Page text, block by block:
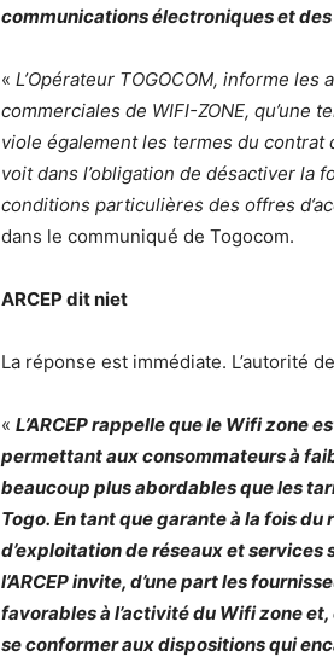
communications électroniques et
« L’Opérateur TOGOCOM, informe les
commerciales de WIFI-ZONE, qu’une
viole également les termes du contrat
voit dans l’obligation de désactiver la
conditions particulières des offres
dans le communiqué de Togocom.
ARCEP dit niet
La réponse est immédiate. L’autorité
« L’ARCEPrappelle que le Wifi zone
permettant aux consommateurs à
beaucoup plus abordables que les
Togo. En tant que garante à la fois
d’exploitation de réseaux et
l’ARCEPinvite, d’une part les
favorables à l’activité du Wifi zone
se conformer aux dispositions qui